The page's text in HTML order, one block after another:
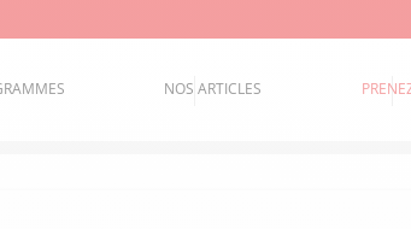
NOS ARTICLES